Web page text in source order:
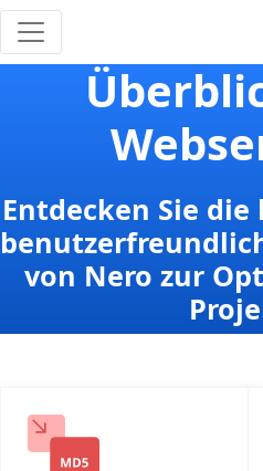
Entdecken Sie
von Nero zur